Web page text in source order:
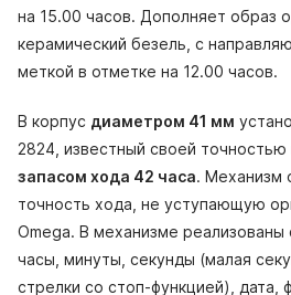
на 15.00 часов. Дополняет образ
керамический безель, с
меткой в отметке на 12.00 часов.
В корпус диаметром 41 мм
2824, известный своей
запасом хода 42 часа. Механизм
точность хода, не уступающую
Omega. В механизме
часы, минуты, секунды (малая
стрелки со стоп-функцией), дата,